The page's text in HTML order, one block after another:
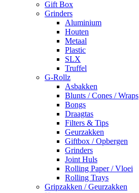
Gift Box
Grinders
Aluminium
Houten
Metaal
Plastic
SLX
Truffel
G-Rollz
Asbakken
Blunts / Cones / Wraps
Bongs
Draagtas
Filters & Tips
Geurzakken
Giftbox / Opbergen
Grinders
Joint Huls
Rolling Paper / Vloei
Rolling Trays
Gripzakken / Geurzakken